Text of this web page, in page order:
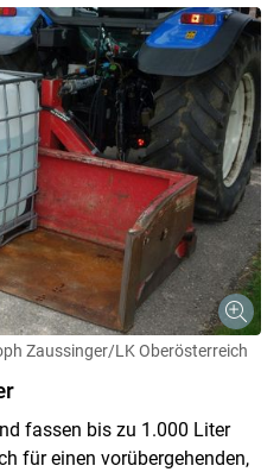
Zaussinger/LK Oberösterreich
fassen bis zu 1.000 Liter
für einen vorübergehenden,